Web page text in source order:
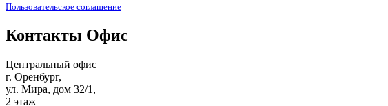
Пользовательское соглашение
Контакты Офис
Центральный офис
г. Оренбург,
ул. Мира, дом 32/1,
2 этаж